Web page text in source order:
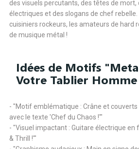
des visuels percutants, des têtes de mort,
électriques et des slogans de chef
cuisiniers rockeurs, les amateurs de hard
de musique métal !
Idées de Motifs
Votre Tablier Homme
- "Motif emblématique : Crâne et
avec le texte 'Chef du Chaos !'"
- "Visuel impactant : Guitare électrique en
& Thrill !'"